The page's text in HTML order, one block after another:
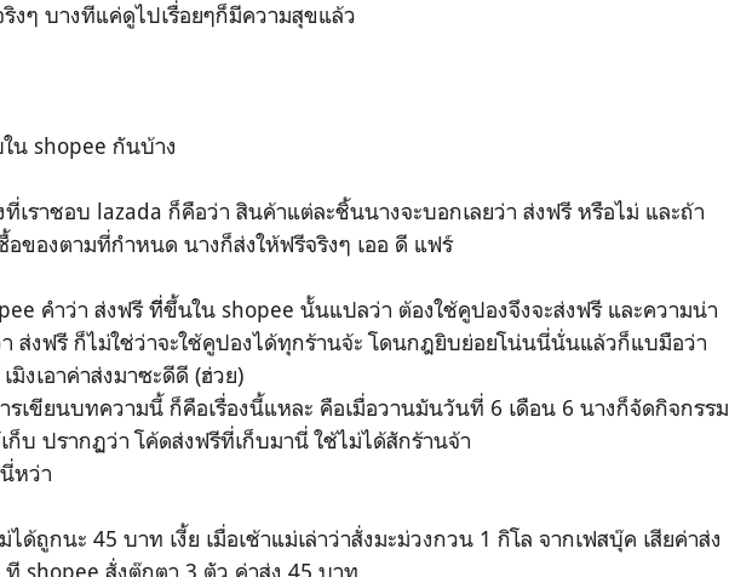
งๆ บางทีแค่ดูไปเรื่อยๆก็มีความสุขแล้ว
shopee กันบ้าง
ราชอบ lazada ก็คือว่า สินค้าแต่ละชิ้นนางจะบอกเลยว่า ส่งฟรี หรือไม่ และถ้า
อของตามที่กำหนด นางก็ส่งให้ฟรีจริงๆ เออ ดี แฟร์
คำว่า ส่งฟรี ที่ีขึ้นใน shopee นั้นแปลว่า ต้องใช้คูปองจึงจะส่งฟรี และความน่า
ส่งฟรี ก็ไม่ใช่ว่าจะใช้คูปองได้ทุกร้านจ้ะ โดนกฎยิบย่อยโน่นนี่นั่นแล้วก็แบมือว่า
งเอาค่าส่งมาซะดีดี (ฮ่วย)
เขียนบทความนี้ ก็คือเรื่องนี้แหละ คือเมื่อวานมันวันที่ 6 เดือน 6 นางก็จัดกิจกรรม
ก็บ ปรากฏว่า โค้ดส่งฟรีที่เก็บมานี่ ใช้ไม่ได้สักร้านจ้า
หว่า
ถูกนะ 45 บาท เงี้ย เมื่อเช้าแม่เล่าว่าสั่งมะม่วงกวน 1 กิโล จากเฟสบุ๊ค เสียค่าส่ง
shopee สั่งตุ๊กตา 3 ตัว ค่าส่ง 45 บาท